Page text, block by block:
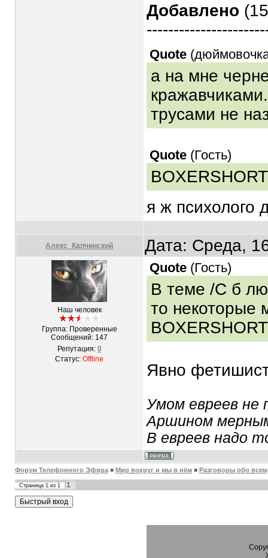
Добавлено
Quote(
а на мне
трусами не
Quote(Гость)
я ж психолого
Алекс_Капчинский Дата: Среда,
Наш человек
Группа: Проверенные
Сообщений: 147
Репутация: 0
Статус: Offline
Quote(Гость)
В теме /С б
то некоторые
Явно
Умом евреев не
Аршином
В евреев надо
Форум Телефонного Эфира » Мир вокруг и мы в нём » Разговоры обо всем
Страница 1из 1 1